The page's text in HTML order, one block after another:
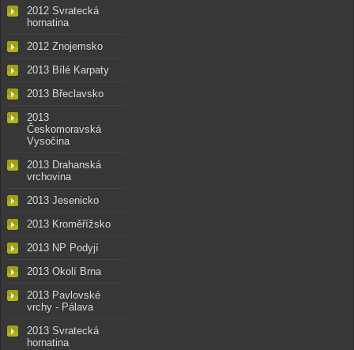
2012 Svratecká
hornatina
2012 Znojemsko
2013 Bílé Karpaty
2013 Břeclavsko
2013
Českomoravská
Vysočina
2013 Drahanská
vrchovina
2013 Jesenicko
2013 Kroměřížsko
2013 NP Podyjí
2013 Okolí Brna
2013 Pavlovské
vrchy - Pálava
2013 Svratecká
hornatina